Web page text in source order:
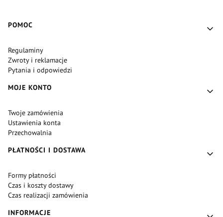
Linki w stopce
POMOC
Regulaminy
Zwroty i reklamacje
Pytania i odpowiedzi
MOJE KONTO
Twoje zamówienia
Ustawienia konta
Przechowalnia
PŁATNOŚCI I DOSTAWA
Formy płatności
Czas i koszty dostawy
Czas realizacji zamówienia
INFORMACJE